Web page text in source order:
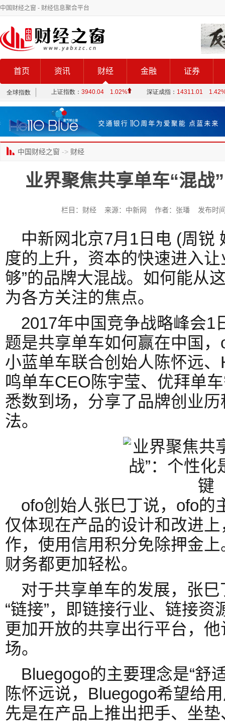
中国财经之窗 - 财经信息聚合平台
首页 资讯 财经 金融 证券
中国财经之窗 -> 财经
业界聚焦共享单车“混战
栏目：财经 来源：中新网 作者：张璠 发布时
中新网北京7月1日电 (周锐
度的上升，资本的快速进入
够”的品牌大混战。如何能从
为各方关注的焦点。
2017年中国竞争战略峰会1
题是共享单车如何赢在中国
小蓝单车联合创始人陈怀远
鸣单车CEO陈宇莹、优拜单
悉数到场，分享了品牌创业
法。
ofo创始人张巳丁说，ofo的
仅体现在产品的设计和改进
作，使用信用积分免除押金
财务都更加轻松。
对于共享单车的发展，张
“链接”，即链接行业、链接
更加开放的共享出行平台，
场。
Bluegogo的主要理念是“舒
陈怀远说，Bluegogo希望给
先是在产品上推出把手、坐